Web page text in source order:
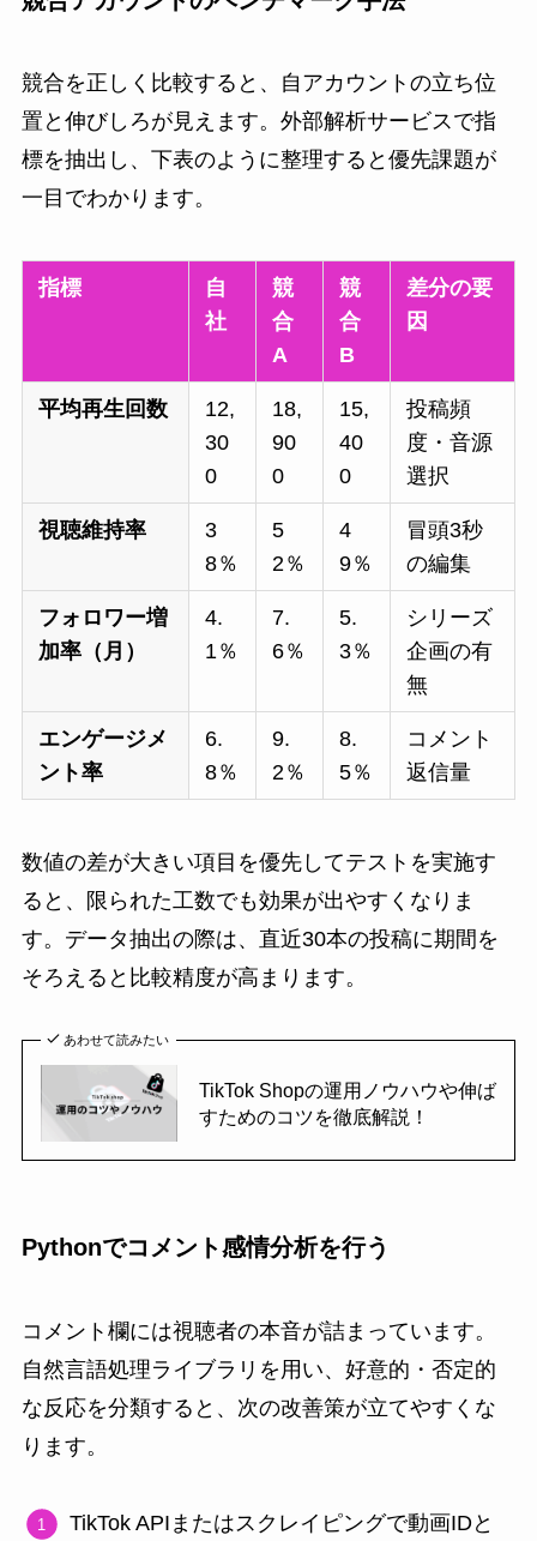
競合を正しく比較すると、自アカウントの立ち位
置と伸びしろが見えます。外部解析サービスで指
標を抽出し、下表のように整理すると優先課題が
一目でわかります。
指標
自
社
競
合
A
競
合
B
差分の要
因
平均再生回数
12,
30
0
18,
90
0
15,
40
0
投稿頻
度・音源
選択
視聴維持率
3
8％
5
2％
4
9％
冒頭3秒
の編集
フォロワー増
加率（月）
4.
1％
7.
6％
5.
3％
シリーズ
企画の有
無
エンゲージメ
ント率
6.
8％
9.
2％
8.
5％
コメント
返信量
数値の差が大きい項目を優先してテストを実施す
ると、限られた工数でも効果が出やすくなりま
す。データ抽出の際は、直近30本の投稿に期間を
そろえると比較精度が高まります。
あわせて読みたい
TikTok Shopの運用ノウハウや伸ば
すためのコツを徹底解説！
Pythonでコメント感情分析を行う
コメント欄には視聴者の本音が詰まっています。
自然言語処理ライブラリを用い、好意的・否定的
な反応を分類すると、次の改善策が立てやすくな
ります。
TikTok APIまたはスクレイピングで動画IDと